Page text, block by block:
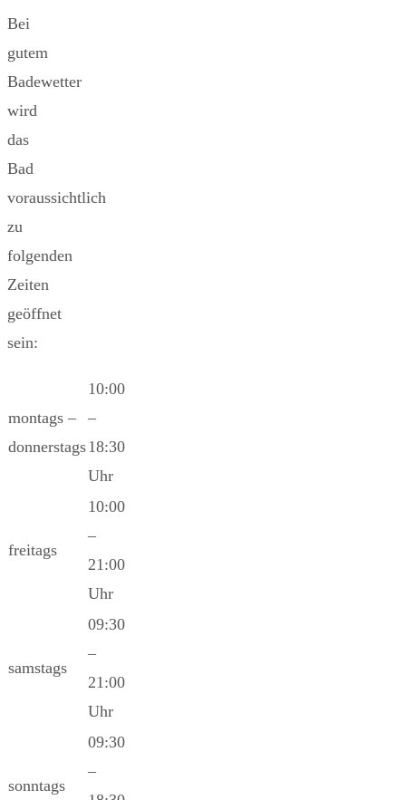
Bei
gutem
Badewetter
wird
das
Bad
voraussichtlich
zu
folgenden
Zeiten
geöffnet
sein:
montags –
donnerstags
10:00
–
18:30
Uhr
freitags
10:00
–
21:00
Uhr
samstags
09:30
–
21:00
Uhr
sonntags
09:30
–